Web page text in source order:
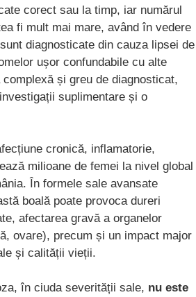
corect sau la timp, iar numărul
fi mult mai mare, având în vedere
diagnosticate din cauza lipsei de
ușor confundabile cu alte
și greu de diagnosticat,
suplimentare și o
cronică, inflamatorie,
milioane de femei la nivel global
În formele sale avansate
boală poate provoca dureri
afectarea gravă a organelor
ovare), precum și un impact major
și calității vieții.
în ciuda severității sale, nu este